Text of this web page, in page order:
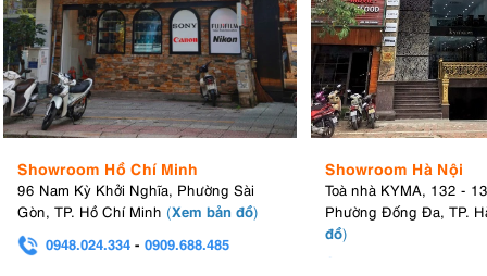
Showroom Hồ Chí Minh
96 Nam Kỳ Khởi Nghĩa, Phường Sài
Gòn, TP. Hồ Chí Minh (Xem bản đồ)
0948.024.334 - 0909.688.485
Showroom Hà Nội
Toà nhà KYMA, 132 -
Phường Đống Đa, TP.
đồ)